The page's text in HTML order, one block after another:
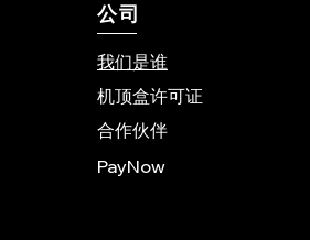
公司
我们是谁
机顶盒许可证
合作伙伴
PayNow